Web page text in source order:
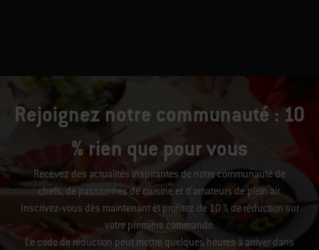
Rejoignez notre communauté : 10
% rien que pour vous
Recevez des actualités inspirantes de notre communauté de
chefs, de passionnés de cuisine et d’amateurs de plein air.
Inscrivez-vous dès maintenant et profitez de 10 % de réduction sur
votre première commande.
Le code de réduction peut mettre quelques heures à arriver dans